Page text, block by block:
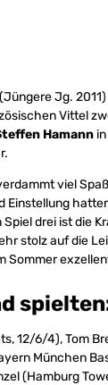
Jg.
Vittel
Hamann
viel
Einstellung
drei ist die
stolz auf die
Sommer
12/6/4), Tom
München
(Hamburg